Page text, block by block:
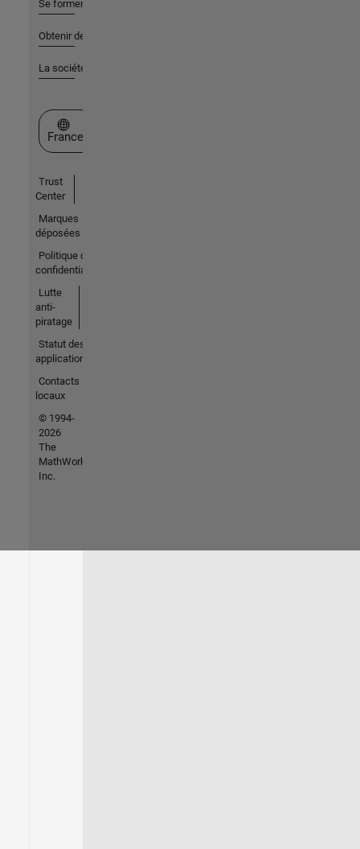
Se former
Obtenir de l'aide
La société
Sélectionner un site web
France
Trust
Center
Marques
déposées
Politique de
confidentialité
Lutte
anti-
piratage
Statut des
applications
Contacts
locaux
© 1994-
2026
The
MathWorks,
Inc.